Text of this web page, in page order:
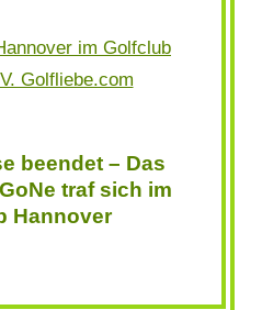
beendet – Das
traf sich im
Hannover